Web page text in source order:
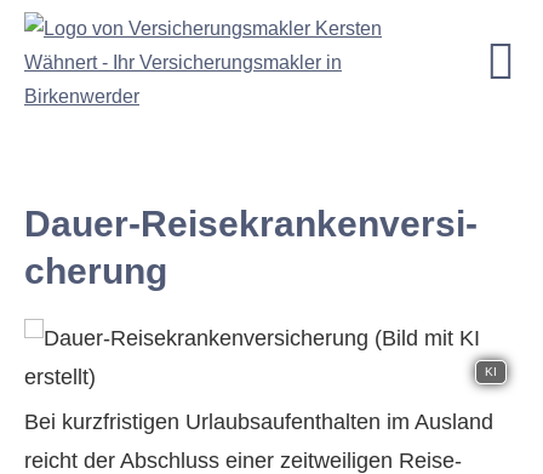
Dauer-Reise­kranken­ver­si­
che­rung
KI
Bei kurzfristigen Urlaubsaufenthalten im Ausland
reicht der Abschluss einer zeitweiligen Reise­